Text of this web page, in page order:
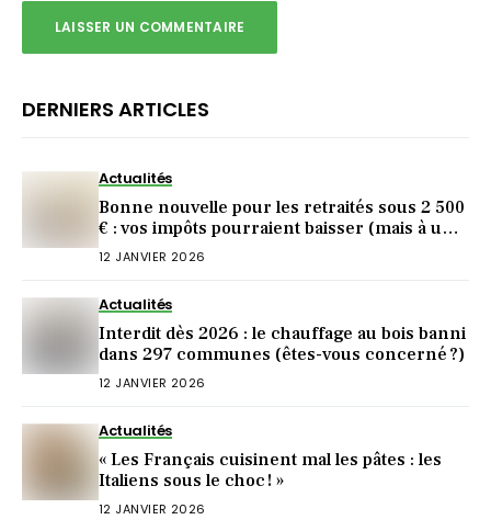
DERNIERS ARTICLES
Actualités
Bonne nouvelle pour les retraités sous 2 500
€ : vos impôts pourraient baisser (mais à une
condition)
12 JANVIER 2026
Actualités
Interdit dès 2026 : le chauffage au bois banni
dans 297 communes (êtes-vous concerné ?)
12 JANVIER 2026
Actualités
« Les Français cuisinent mal les pâtes : les
Italiens sous le choc ! »
12 JANVIER 2026